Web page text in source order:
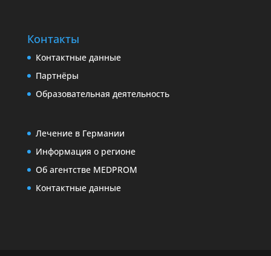
Контакты
Контактные данные
Партнёры
Образовательная деятельность
Лечение в Германии
Информация о регионе
Об агентстве MEDPROM
Контактные данные